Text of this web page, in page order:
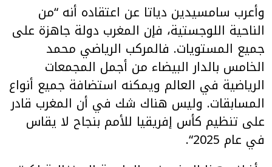
وأعرب سامسيدين دياتا عن اعتقاده أنه “من
الناحية اللوجستية، فإن المغرب دولة جاهزة على
جميع المستويات. فالمركب الرياضي محمد
الخامس بالدار البيضاء من أجمل المجمعات
الرياضية في العالم ويمكنه استضافة جميع أنواع
المسابقات. وليس هناك شك في أن المغرب قادر
على تنظيم كأس إفريقيا للأمم بنجاح لا يقاس
في عام 2025“.